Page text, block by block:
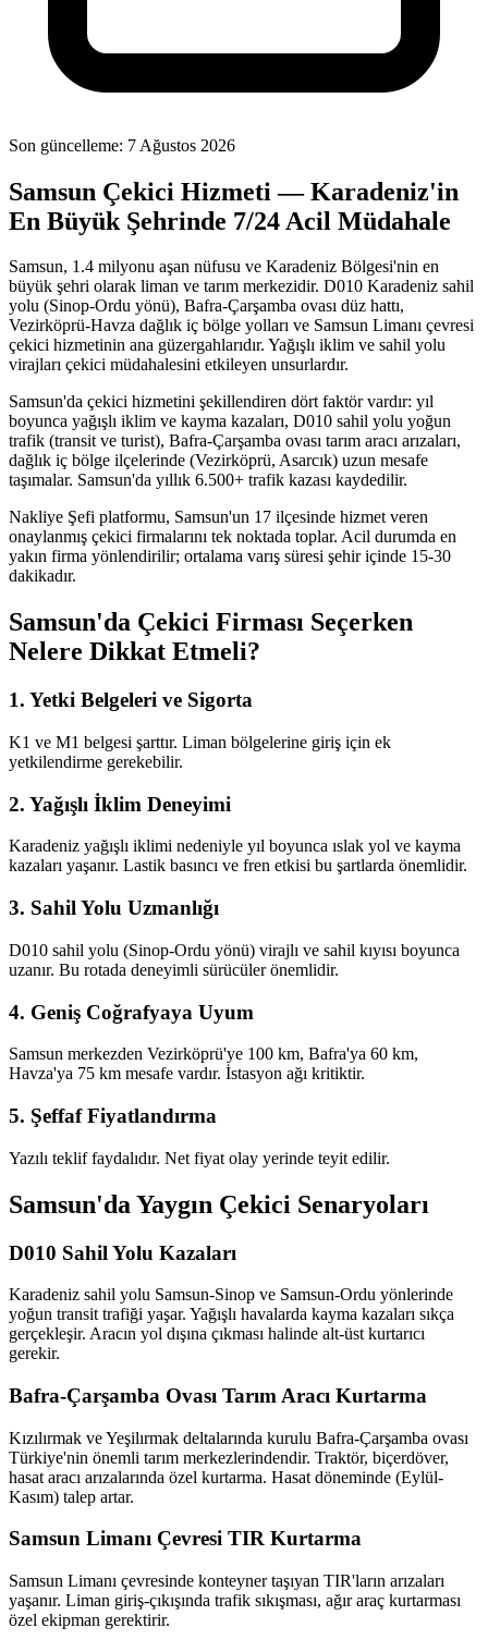
Son güncelleme: 7 Ağustos 2026
Samsun Çekici Hizmeti — Karadeniz'in
En Büyük Şehrinde 7/24 Acil Müdahale
Samsun, 1.4 milyonu aşan nüfusu ve Karadeniz Bölgesi'nin en
büyük şehri olarak liman ve tarım merkezidir. D010 Karadeniz sahil
yolu (Sinop-Ordu yönü), Bafra-Çarşamba ovası düz hattı,
Vezirköprü-Havza dağlık iç bölge yolları ve Samsun Limanı çevresi
çekici hizmetinin ana güzergahlarıdır. Yağışlı iklim ve sahil yolu
virajları çekici müdahalesini etkileyen unsurlardır.
Samsun'da çekici hizmetini şekillendiren dört faktör vardır: yıl
boyunca yağışlı iklim ve kayma kazaları, D010 sahil yolu yoğun
trafik (transit ve turist), Bafra-Çarşamba ovası tarım aracı arızaları,
dağlık iç bölge ilçelerinde (Vezirköprü, Asarcık) uzun mesafe
taşımalar. Samsun'da yıllık 6.500+ trafik kazası kaydedilir.
Nakliye Şefi platformu, Samsun'un 17 ilçesinde hizmet veren
onaylanmış çekici firmalarını tek noktada toplar. Acil durumda en
yakın firma yönlendirilir; ortalama varış süresi şehir içinde 15-30
dakikadır.
Samsun'da Çekici Firması Seçerken
Nelere Dikkat Etmeli?
1. Yetki Belgeleri ve Sigorta
K1 ve M1 belgesi şarttır. Liman bölgelerine giriş için ek
yetkilendirme gerekebilir.
2. Yağışlı İklim Deneyimi
Karadeniz yağışlı iklimi nedeniyle yıl boyunca ıslak yol ve kayma
kazaları yaşanır. Lastik basıncı ve fren etkisi bu şartlarda önemlidir.
3. Sahil Yolu Uzmanlığı
D010 sahil yolu (Sinop-Ordu yönü) virajlı ve sahil kıyısı boyunca
uzanır. Bu rotada deneyimli sürücüler önemlidir.
4. Geniş Coğrafyaya Uyum
Samsun merkezden Vezirköprü'ye 100 km, Bafra'ya 60 km,
Havza'ya 75 km mesafe vardır. İstasyon ağı kritiktir.
5. Şeffaf Fiyatlandırma
Yazılı teklif faydalıdır. Net fiyat olay yerinde teyit edilir.
Samsun'da Yaygın Çekici Senaryoları
D010 Sahil Yolu Kazaları
Karadeniz sahil yolu Samsun-Sinop ve Samsun-Ordu yönlerinde
yoğun transit trafiği yaşar. Yağışlı havalarda kayma kazaları sıkça
gerçekleşir. Aracın yol dışına çıkması halinde alt-üst kurtarıcı
gerekir.
Bafra-Çarşamba Ovası Tarım Aracı Kurtarma
Kızılırmak ve Yeşilırmak deltalarında kurulu Bafra-Çarşamba ovası
Türkiye'nin önemli tarım merkezlerindendir. Traktör, biçerdöver,
hasat aracı arızalarında özel kurtarma. Hasat döneminde (Eylül-
Kasım) talep artar.
Samsun Limanı Çevresi TIR Kurtarma
Samsun Limanı çevresinde konteyner taşıyan TIR'ların arızaları
yaşanır. Liman giriş-çıkışında trafik sıkışması, ağır araç kurtarması
özel ekipman gerektirir.